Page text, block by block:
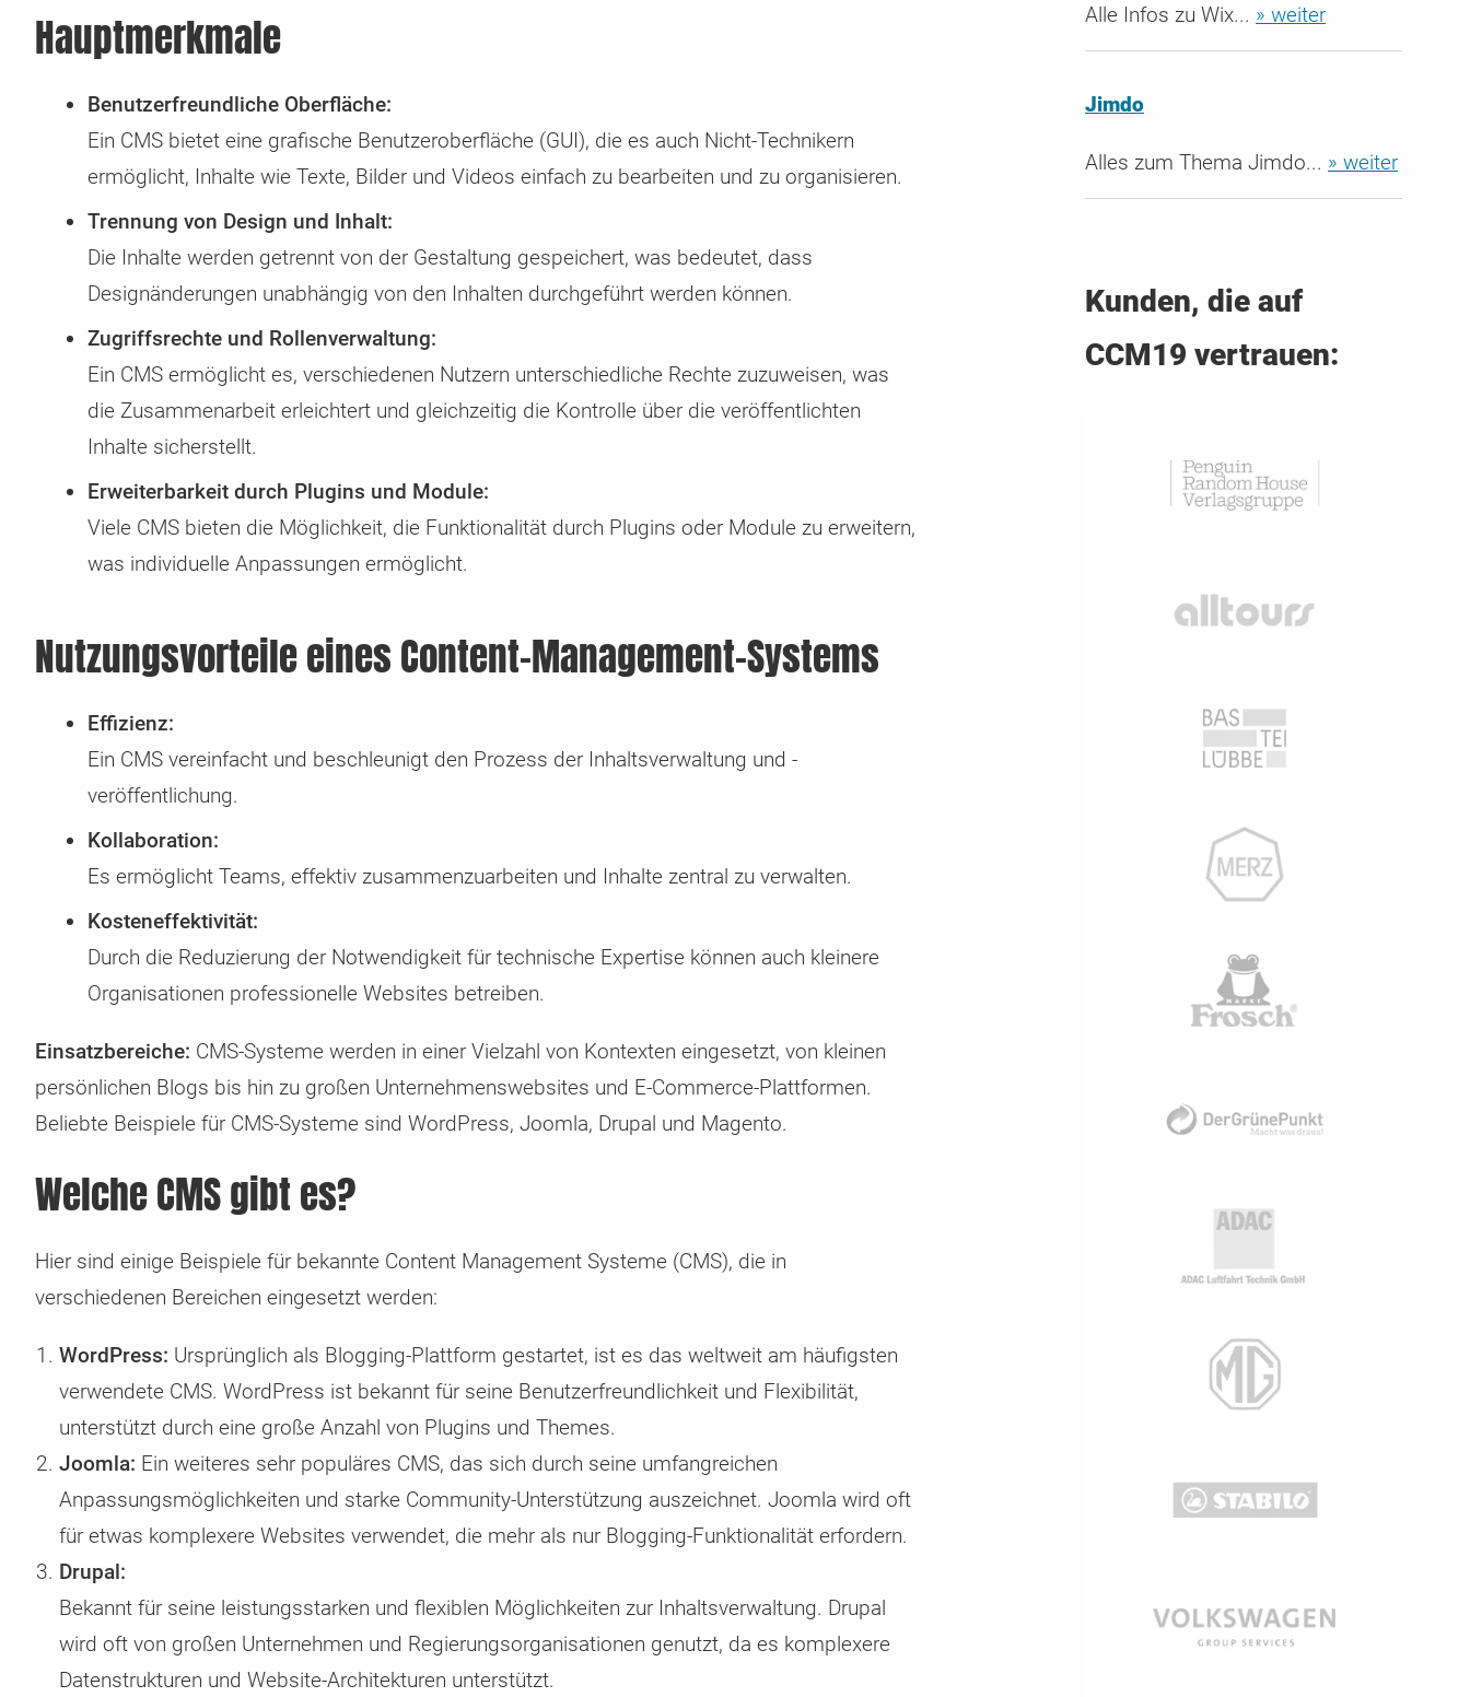
Hauptmerkmale
Benutzerfreundliche Oberfläche:
Ein CMS bietet eine grafische Benutzeroberfläche (GUI), die es auch Nicht-Technikern
ermöglicht, Inhalte wie Texte, Bilder und Videos einfach zu bearbeiten und zu organisieren.
Trennung von Design und Inhalt:
Die Inhalte werden getrennt von der Gestaltung gespeichert, was bedeutet, dass
Designänderungen unabhängig von den Inhalten durchgeführt werden können.
Zugriffsrechte und Rollenverwaltung:
Ein CMS ermöglicht es, verschiedenen Nutzern unterschiedliche Rechte zuzuweisen, was
die Zusammenarbeit erleichtert und gleichzeitig die Kontrolle über die veröffentlichten
Inhalte sicherstellt.
Erweiterbarkeit durch Plugins und Module:
Viele CMS bieten die Möglichkeit, die Funktionalität durch Plugins oder Module zu erweitern,
was individuelle Anpassungen ermöglicht.
Nutzungsvorteile eines Content-Management-Systems
Effizienz:
Ein CMS vereinfacht und beschleunigt den Prozess der Inhaltsverwaltung und -
veröffentlichung.
Kollaboration:
Es ermöglicht Teams, effektiv zusammenzuarbeiten und Inhalte zentral zu verwalten.
Kosteneffektivität:
Durch die Reduzierung der Notwendigkeit für technische Expertise können auch kleinere
Organisationen professionelle Websites betreiben.
Einsatzbereiche: CMS-Systeme werden in einer Vielzahl von Kontexten eingesetzt, von kleinen
persönlichen Blogs bis hin zu großen Unternehmenswebsites und E-Commerce-Plattformen.
Beliebte Beispiele für CMS-Systeme sind WordPress, Joomla, Drupal und Magento.
Welche CMS gibt es?
Hier sind einige Beispiele für bekannte Content Management Systeme (CMS), die in
verschiedenen Bereichen eingesetzt werden:
WordPress: Ursprünglich als Blogging-Plattform gestartet, ist es das weltweit am häufigsten
verwendete CMS. WordPress ist bekannt für seine Benutzerfreundlichkeit und Flexibilität,
unterstützt durch eine große Anzahl von Plugins und Themes.
Joomla: Ein weiteres sehr populäres CMS, das sich durch seine umfangreichen
Anpassungsmöglichkeiten und starke Community-Unterstützung auszeichnet. Joomla wird oft
für etwas komplexere Websites verwendet, die mehr als nur Blogging-Funktionalität erfordern.
Drupal:
Bekannt für seine leistungsstarken und flexiblen Möglichkeiten zur Inhaltsverwaltung. Drupal
wird oft von großen Unternehmen und Regierungsorganisationen genutzt, da es komplexere
Datenstrukturen und Website-Architekturen unterstützt.
Alle Infos zu Wix... » weiter
Jimdo
Alles zum Thema Jimdo... » weiter
Kunden, die auf
CCM19 vertrauen: